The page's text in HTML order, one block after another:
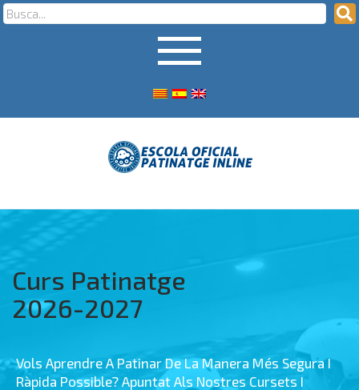
Curs Patinatge
2026-2027
Vols Aprendre A Patinar De La Manera Més Segura I
Ràpida Possible? Apuntat Als Nostres Cursets I